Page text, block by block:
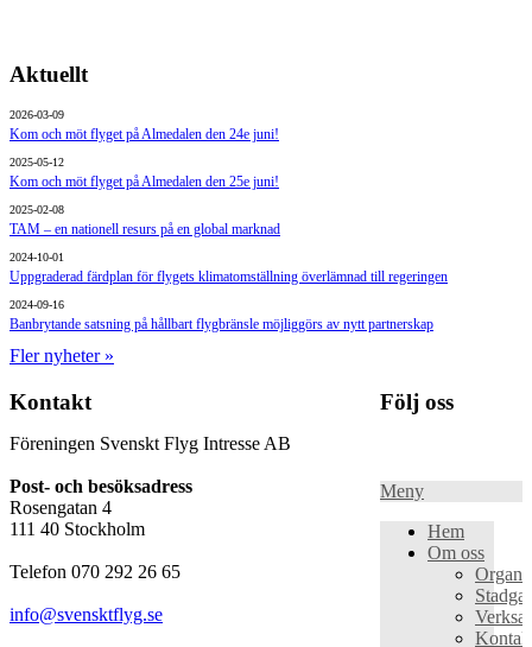
Aktuellt
2026-03-09
Kom och möt flyget på Almedalen den 24e juni!
2025-05-12
Kom och möt flyget på Almedalen den 25e juni!
2025-02-08
TAM – en nationell resurs på en global marknad
2024-10-01
Uppgraderad färdplan för flygets klimatomställning överlämnad till regeringen
2024-09-16
Banbrytande satsning på hållbart flygbränsle möjliggörs av nytt partnerskap
Fler nyheter »
Kontakt
Föreningen Svenskt Flyg Intresse AB
Post- och besöksadress
Rosengatan 4
111 40 Stockholm
Telefon 070 292 26 65
info@svensktflyg.se
Följ oss
Meny
Hem
Om oss
Stadgar